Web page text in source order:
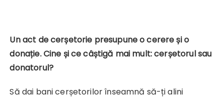
Un act de cerșetorie presupune o cerere și o
donație. Cine și ce câștigă mai mult: cerșetorul sau
donatorul?
Să dai bani cerșetorilor înseamnă să-ți alini